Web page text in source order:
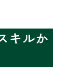
キルか